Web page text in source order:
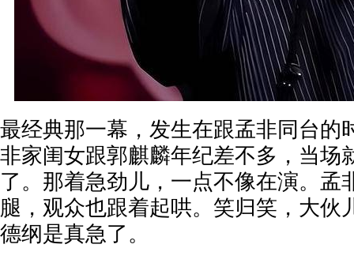
最经典那一幕，发生在跟孟非同台的
非家闺女跟郭麒麟年纪差不多，当场
了。那着急劲儿，一点不像在演。孟
腿，观众也跟着起哄。笑归笑，大
德纲是真急了。